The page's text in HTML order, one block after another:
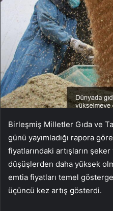
Birleşmiş Milletler Gıda ve
günü yayımladığı rapora
fiyatlarındaki artışların
düşüşlerden daha yüksek
emtia fiyatları temel
üçüncü kez artış gösterdi.